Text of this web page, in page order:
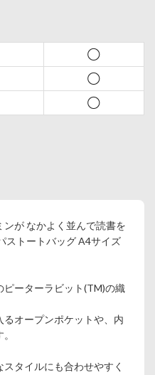
◯
◯
◯
が なかよく並んで読書を
ストートバッグ A4サイズ
ピーターラビット(TM)の織
オープンポケットや、内
タイルにも合わせやすく